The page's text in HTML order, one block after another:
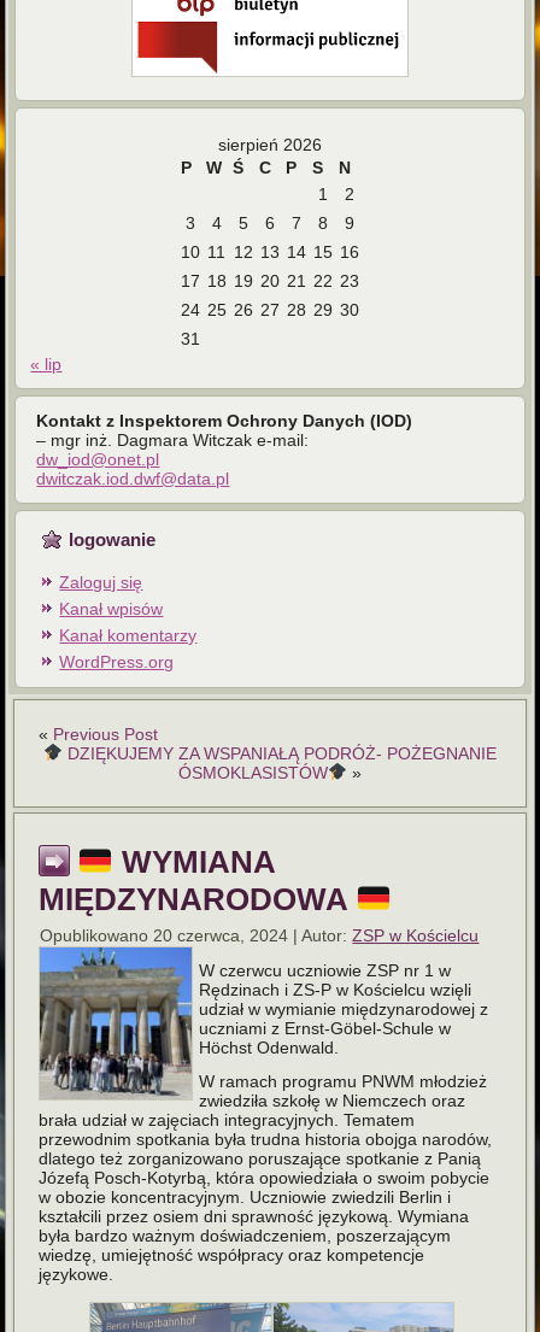
sierpień 2026
P
W Ś C P S
N
1
2
3
4 5 6 7 8
9
10 11 12 13 14 15 16
17 18 19 20 21 22 23
24 25 26 27 28 29 30
31
« lip
Kontakt z Inspektorem Ochrony Danych (IOD)
– mgr inż. Dagmara Witczak e-mail:
dw_iod@onet.pl
dwitczak.iod.dwf@data.pl
logowanie
Zaloguj się
Kanał wpisów
Kanał komentarzy
WordPress.org
« Previous Post
DZIĘKUJEMY ZA WSPANIAŁĄ PODRÓŻ- POŻEGNANIE
ÓSMOKLASISTÓW
»
WYMIANA
MIĘDZYNARODOWA
Opublikowano 20 czerwca, 2024 |Autor: ZSP w Kościelcu
W czerwcu uczniowie ZSP nr 1 w
Rędzinach i ZS-P w Kościelcu wzięli
udział w wymianie międzynarodowej z
uczniami z Ernst-Göbel-Schule w
Höchst Odenwald.
W ramach programu PNWM młodzież
zwiedziła szkołę w Niemczech oraz
brała udział w zajęciach integracyjnych. Tematem
przewodnim spotkania była trudna historia obojga narodów,
dlatego też zorganizowano poruszające spotkanie z Panią
Józefą Posch-Kotyrbą, która opowiedziała o swoim pobycie
w obozie koncentracyjnym. Uczniowie zwiedzili Berlin i
kształcili przez osiem dni sprawność językową. Wymiana
była bardzo ważnym doświadczeniem, poszerzającym
wiedzę, umiejętność współpracy oraz kompetencje
językowe.